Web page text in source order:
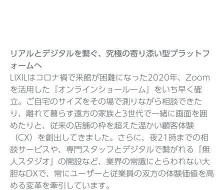
リアルとデジタルを繋ぐ、究極の寄り添い型プラットフ
ォームへ
LIXILはコロナ禍で来館が困難になった2020年、Zoom
を活用した『オンラインショールーム』をいち早く確
立。ご自宅のサイズをその場で測りながら相談できた
り、離れて暮らす遠方の家族と3世代で一緒に画面を囲
めたりと、従来の店舗の枠を超えた温かい顧客体験
（CX）を創出してきました。さらに、夜21時までの相
談サービスや、専門スタッフとデジタルで繋がれる「無
人スタジオ」の開設など、業界の常識にとらわれない大
胆なDXで、常にユーザーと従業員の双方の体験価値を高
める変革を牽引しています。